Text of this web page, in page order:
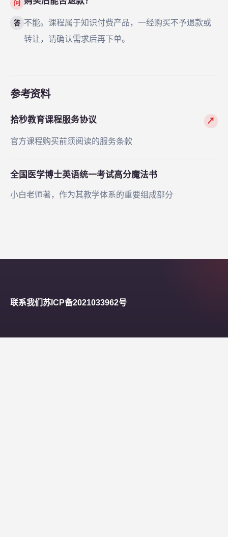
问
答 不能。课程属于知识付费产品，一经购买不予退款或
转让，请确认需求后再下单。
参考资料
拾秒教育课程服务协议 ↗
官方课程购买前须阅读的服务条款
全国医学博士英语统一考试高分魔法书
小白老师著，作为其教学体系的重要组成部分
联系我们 苏ICP备2021033962号